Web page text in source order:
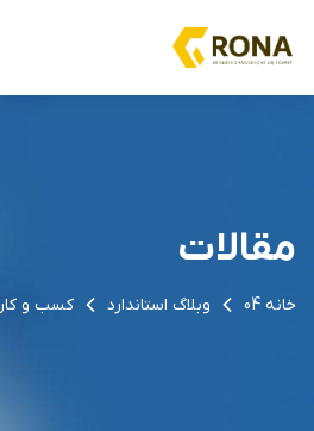
مقالات
خانه 04 وبلاگ استاندارد کسب و کار